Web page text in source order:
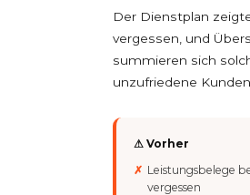
Der Dienstplan
vergessen, und
summieren sich
unzufriedene
⚠ Vorher
Leistungsbelege
vergessen